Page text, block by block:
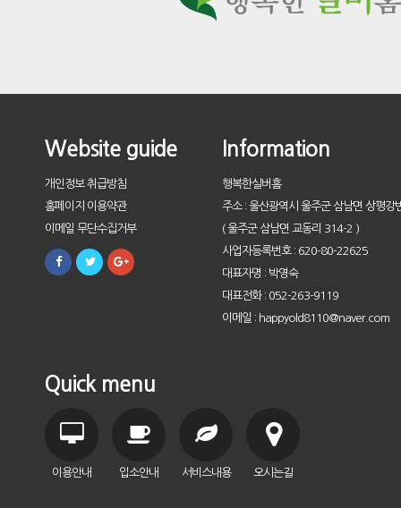
Website guide
개인정보 취급방침
홈페이지 이용약관
이메일 무단수집거부
Information
행복한실버홈
주소 : 울산광역시 울주군 삼남면 상평강
( 울주군 삼남면 교동리 314-2 )
사업자등록번호 : 620-80-22625
대표자명 : 박영숙
대표전화 : 052-263-9119
이메일 : happyold8110@naver.com
Quick menu
이용안내 입소안내 서비스내용 오시는길